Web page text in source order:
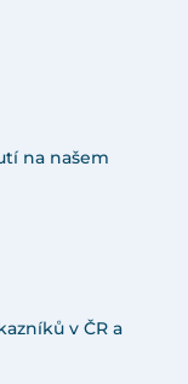
na našem
v ČR a